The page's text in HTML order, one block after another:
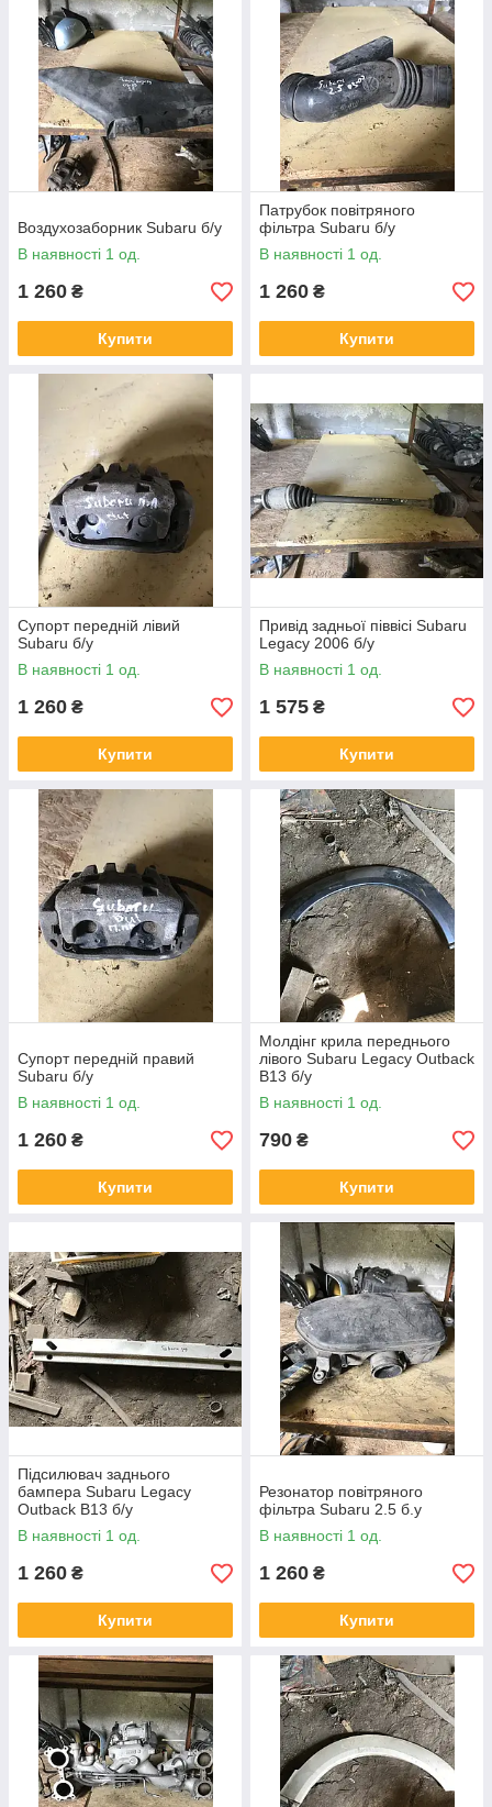
Воздухозаборник Subaru б/у
В наявності 1 од.
1 260 ₴
Купити
Патрубок повітряного
фільтра Subaru б/у
В наявності 1 од.
1 260 ₴
Купити
Супорт передній лівий
Subaru б/у
В наявності 1 од.
1 260 ₴
Купити
Привід задньої піввісі Subaru
Legacy 2006 б/у
В наявності 1 од.
1 575 ₴
Купити
Супорт передній правий
Subaru б/у
В наявності 1 од.
1 260 ₴
Купити
Молдінг крила переднього
лівого Subaru Legacy Outback
B13 б/у
В наявності 1 од.
790 ₴
Купити
Підсилювач заднього
бампера Subaru Legacy
Outback B13 б/у
В наявності 1 од.
1 260 ₴
Купити
Резонатор повітряного
фільтра Subaru 2.5 б.у
В наявності 1 од.
1 260 ₴
Купити